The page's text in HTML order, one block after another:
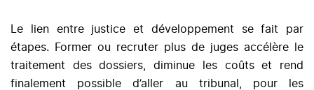
Le lien entre justice et développement se fait par
étapes. Former ou recruter plus de juges accélère le
traitement des dossiers, diminue les coûts et rend
finalement possible d’aller au tribunal, pour les